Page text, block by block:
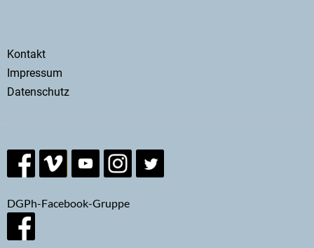
Secondary
menu
Kontakt
Impressum
Datenschutz
DGPh-Facebook-Gruppe